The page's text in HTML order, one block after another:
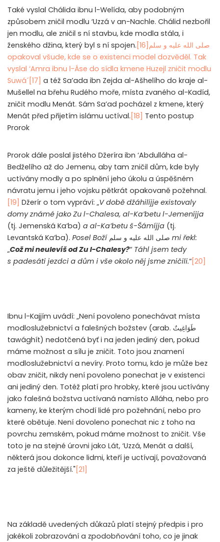
Také vyslal Chálida ibnu l-Welída, aby podobným
způsobem zničil modlu ‘Uzzá v an-Nachle. Chálid nezbořil
jen modlu, ale zničil s ní stavbu, kde modla stála, i
ženského džina, který byl s ní spojen. [16] صلى الله عليه و سلم
opakoval všude, kde se o existenci model dozvěděl. Tak
vyslal ‘Amra ibnu l-Áse do sídla kmene Huzejl zničit modlu
Suwá´ [17] a též Sa’ada ibn Zejda al-Ašhelího do kraje al-
Mušellel na břehu Rudého moře, místa zvaného al-Kadíd,
zničit modlu Menát. Sám Sa’ad pocházel z kmene, který
Menát před přijetím islámu uctíval. [18] Tento postup
Prorok
Prorok dále poslal jistého Džeríra ibn ‘Abdulláha al-
Bedželího až do Jemenu, aby tam zničil dům, kde byly
uctívány modly a po splnění jeho úkolu a úspěšném
návratu jemu i jeho vojsku pětkrát opakovaně požehnal.
[19] Džerír o tom vypráví: „V době džáhilíjje existovaly
domy známé jako Zu l-Chalesa, al-Ka’betu l-Jemeníjja
(tj. Jemenská Ka‘ba) a al-Ka’betu š-Šámíjja (tj.
Levantská Ka‘ba). Posel Boží صلى الله عليه و سلم mi řekl:
„Což mi neulevíš od Zu l-Chalesy?“ Táhl jsem tedy
s padesáti jezdci a dům i vše okolo něj jsme zničili.“[20]
Ibnu l-Kajjím uvádí: „Není povoleno ponechávat místa
modloslužebnictví a falešných božstev (arab. طَوَاغِيتٌ
tawághít) nedotčená byť i na jeden jediný den, pokud
máme možnost a sílu je zničit. Toto jsou znamení
modloslužebnictví a nevíry. Proto tomu, kdo je může bez
obav zničit, nikdy není povoleno ponechat je v existenci
ani jediný den. Totéž platí pro hrobky, které jsou uctívány
jako falešná božstva uctívaná namísto Alláha, nebo pro
kameny, ke kterým chodí lidé pro požehnání, nebo pro
které obětuje. Není dovoleno ponechat nic z toho na
povrchu zemském, pokud máme možnost to zničit. Vše
toto je na stejné úrovni jako Lát, ‘Uzzá, Menát a další,
některá jsou dokonce lidmi, kteří je uctívají, považovaná
za ještě důležitější." [21]
Na základě uvedených důkazů platí stejný předpis i pro
jakékoli zobrazování a zpodobňování toho, co je jinak